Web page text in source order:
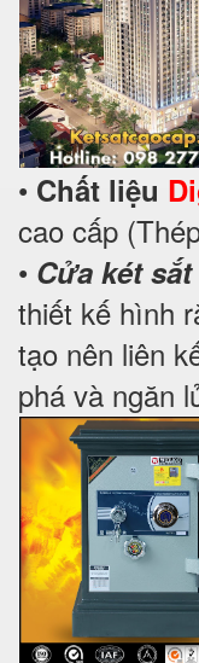
• Chất liệu
cao cấp
• Cửa két sắt
thiết kế hình
tạo nên liên
phá và ngăn